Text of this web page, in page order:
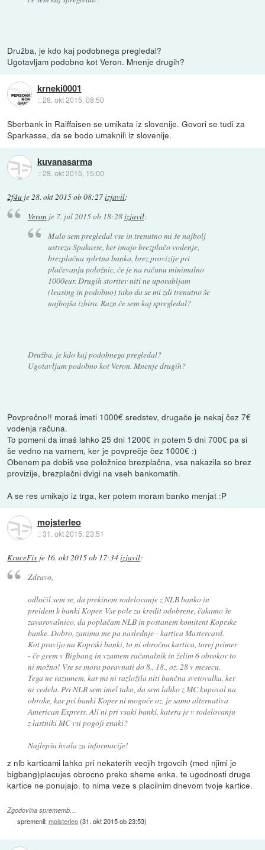
Družba, je kdo kaj podobnega pregledal?
Ugotavljam podobno kot Veron. Mnenje drugih?
krneki0001
::28. okt 2015, 08:50
Sberbank in Raiffaisen se umikata iz slovenije. Govori se tudi za
Sparkasse, da se bodo umaknili iz slovenije.
kuvanasarma
::28. okt 2015, 15:00
2f4u je 28. okt 2015 ob 08:27izjavil:
Veronje 7. jul 2015 ob 18:28izjavil:
Malo sem pregledal vse in trenutno mi še najbolj
ustreza Spakasse, ker imajo brezplačo vodenje,
brezplačna spletna banka, brez provizije pri
plačevanju položnic, če je na računu minimalno
1000eur. Drugih storitev niti ne uporabljam
(leasing in podobno) tako da se mi zdi trenutno še
najbojša izbira. Razn če sem kaj spregledal?
Družba, je kdo kaj podobnega pregledal?
Ugotavljam podobno kot Veron. Mnenje drugih?
Povprečno!! moraš imeti 1000€ sredstev, drugače je nekaj čez 7€
vodenja računa.
To pomeni da imaš lahko 25 dni 1200€ in potem 5 dni 700€ pa si
še vedno na varnem, ker je povprečje čez 1000€ :)
Obenem pa dobiš vse položnice brezplačna, vsa nakazila so brez
provizije, brezplačni dvigi na vseh bankomatih.
A se res umikajo iz trga, ker potem moram banko menjat :P
mojsterleo
::31. okt 2015, 23:51
KruceFix je 16. okt 2015 ob 17:34izjavil:
Zdravo,
odločil sem se, da prekinem sodelovanje z NLB banko in
preidem k banki Koper. Vse pole za kredit odobrene, čakamo še
zavarovalnico, da poplačam NLB in postanem komitent Koprske
banke. Dobro, zanima me pa naslednje - kartica Mastercard.
Kot pravijo na Koprski banki, to ni obročna kartica, torej primer
- če grem v Bigbang in vzamem računalnik in želim 6 obrokov to
ni možno! Vse se mora poravnati do 8., 18., oz. 28 v mesecu.
Tega ne razumem, kar mi ni razložila niti bančna svetovalka, ker
ni vedela. Pri NLB sem imel tako, da sem lahko z MC kupoval na
obroke, kar pri banki Koper ni mogoče oz. je samo alternativa
American Express. Ali ni pri vsaki banki, katera je v sodelovanju
z lastniki MC vsi pogoji enaki?
Najlepša hvala za informacije!
z nlb karticami lahko pri nekaterih vecjih trgovcih (med njimi je
bigbang)placujes obrocno preko sheme enka. te ugodnosti druge
kartice ne ponujajo. to nima veze s placilnim dnevom tvoje kartice.
Zgodovina sprememb…
spremenil:mojsterleo(31. okt 2015 ob 23:53)